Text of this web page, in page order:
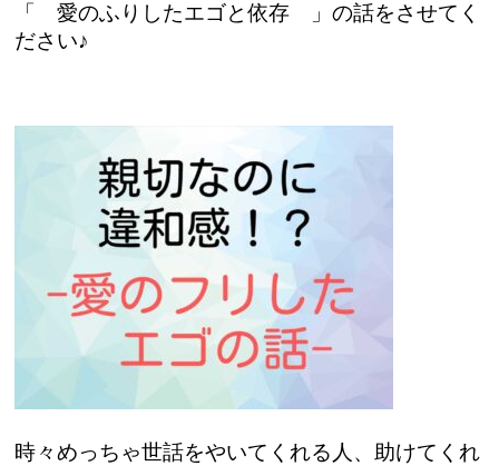
「 愛のふりしたエゴと依存 」の話をさせてく
ださい♪
時々めっちゃ世話をやいてくれる人、助けてくれ